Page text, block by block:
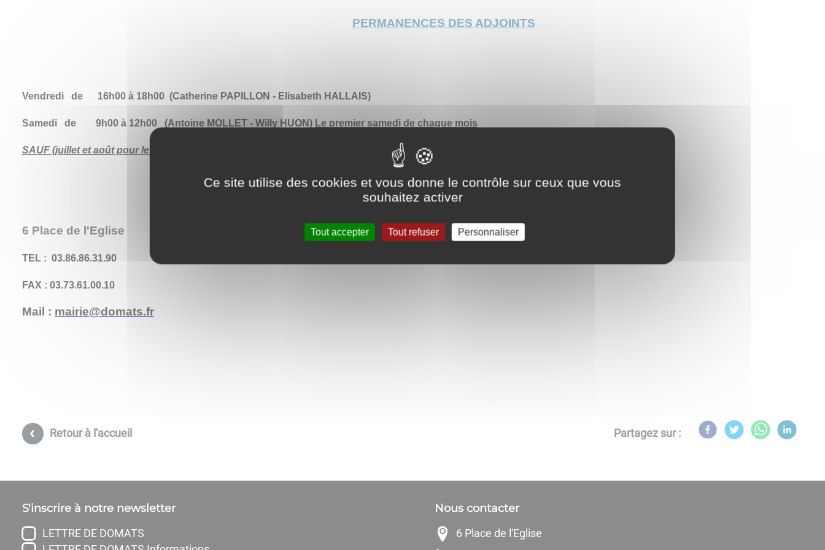
PERMANENCES DES ADJOINTS
Vendredi de 16h00 à 18h00 (Catherine PAPILLON - Elisabeth HALLAIS)
Samedi de 9h00 à 12h00 (Antoine MOLLET - Willy HUON) Le premier samedi de chaque mois
SAUF (juillet et août pour le samedi)
6 Place de l'Eglise
TEL : 03.86.86.31.90
FAX : 03.73.61.00.10
Mail : mairie@domats.fr
Retour à l'accueil Partagez sur :
S'inscrire à notre newsletter
LETTRE DE DOMATS
Nous contacter
6 Place de l'Eglise
Ce site utilise des cookies et vous donne le contrôle sur ceux que vous
souhaitez activer
Tout accepter Tout refuser Personnaliser